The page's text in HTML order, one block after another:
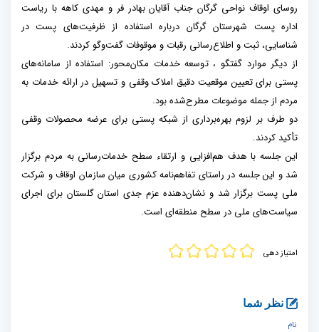
روسای اوقاف نواحی گرگان جناب آقایان بهادر فر و مهدی کاهه با ریاست
اداره پست شهرستان گرگان درباره استفاده از ظرفیت‌های پست در
شناسایی، ثبت و اطلاع‌رسانی رقبات و موقوفات گفت‌وگو کردند.
از دیگر موارد گفتگو ، توسعه خدمات مکان‌محور: استفاده از سامانه‌های
پستی برای تعیین موقعیت دقیق املاک وقفی و تسهیل در ارائه خدمات به
مردم از جمله موضوعات مطرح‌شده بود.
دو طرف بر لزوم بهره‌برداری از شبکه پستی برای عرضه محصولات وقفی
تأکید کردند.
این جلسه با هدف هم‌افزایی و ارتقاء سطح خدمات‌رسانی به مردم برگزار
شد و این جلسه در راستای تفاهم‌نامه کشوری میان سازمان اوقاف و شرکت
ملی پست برگزار شد و نشان‌دهنده عزم جدی استان گلستان برای اجرای
سیاست‌های ملی در سطح منطقه‌ای است.
امتیاز دهی
نظر شما
نام